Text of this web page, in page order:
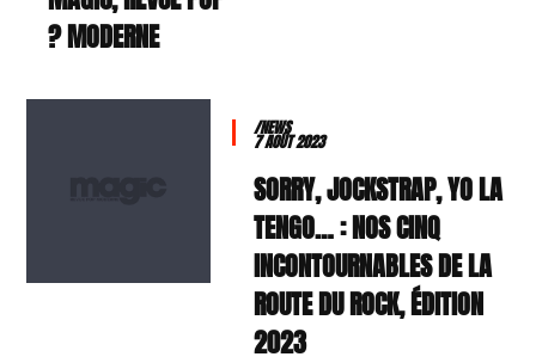
MODERNE ?
/NEWS
7 AOÛT 2023
SORRY, JOCKSTRAP, YO LA
TENGO… : NOS CINQ
INCONTOURNABLES DE LA
ROUTE DU ROCK, ÉDITION
2023